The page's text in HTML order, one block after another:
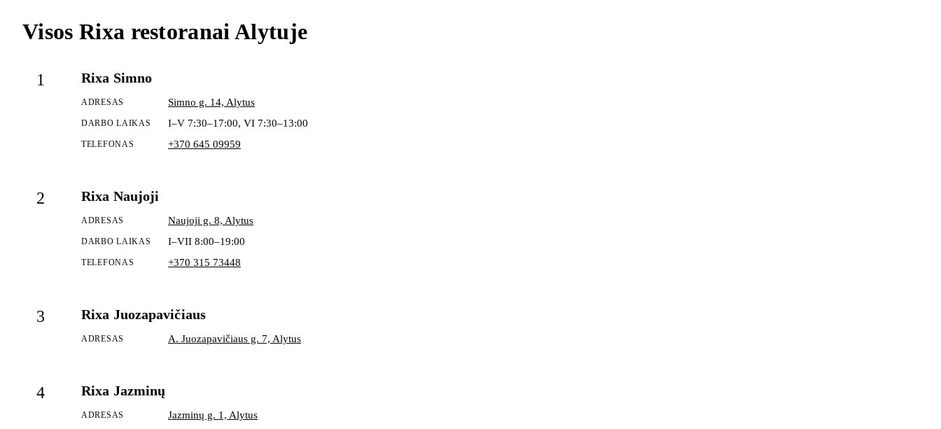
Visos Rixa restoranai Alytuje
1 Rixa Simno
ADRESAS Simno g. 14, Alytus
DARBO LAIKAS I–V 7:30–17:00, VI 7:30–13:00
TELEFONAS +370 645 09959
2 Rixa Naujoji
ADRESAS Naujoji g. 8, Alytus
DARBO LAIKAS I–VII 8:00–19:00
TELEFONAS +370 315 73448
3 Rixa Juozapavičiaus
ADRESAS A. Juozapavičiaus g. 7, Alytus
4 Rixa Jazminų
ADRESAS Jazminų g. 1, Alytus